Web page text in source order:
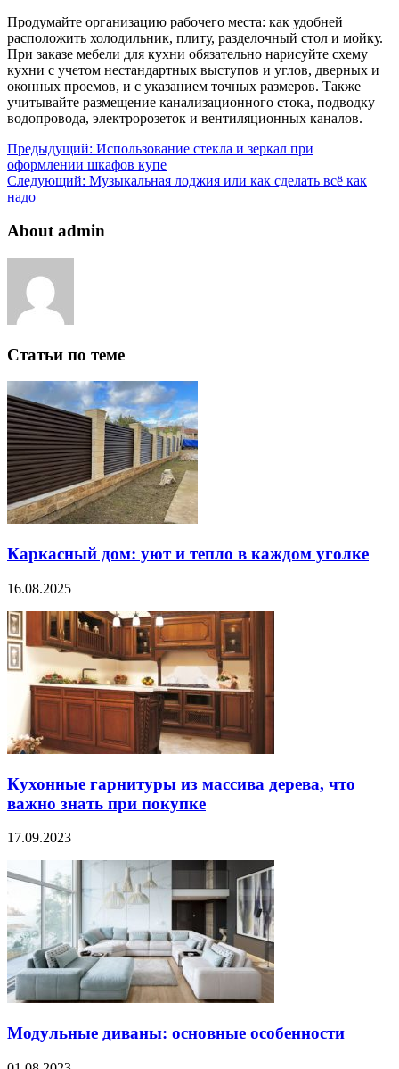
Продумайте организацию рабочего места: как удобней
расположить холодильник, плиту, разделочный стол и мойку.
При заказе мебели для кухни обязательно нарисуйте схему
кухни с учетом нестандартных выступов и углов, дверных и
оконных проемов, и с указанием точных размеров. Также
учитывайте размещение канализационного стока, подводку
водопровода, электророзеток и вентиляционных каналов.
Предыдущий: Использование стекла и зеркал при
оформлении шкафов купе
Следующий: Музыкальная лоджия или как сделать всё как
надо
About admin
Статьи по теме
Каркасный дом: уют и тепло в каждом уголке
16.08.2025
Кухонные гарнитуры из массива дерева, что
важно знать при покупке
17.09.2023
Модульные диваны: основные особенности